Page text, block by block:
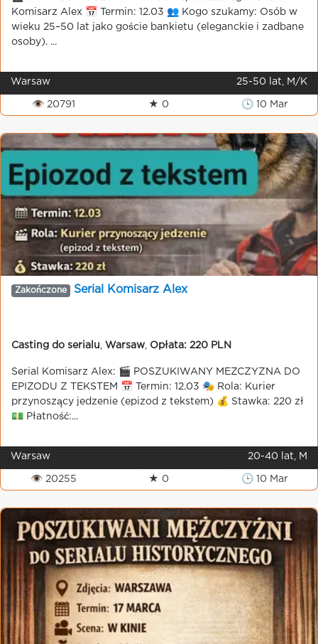
Komisarz Alex 📅 Termin: 12.03 👥 Kogo szukamy: Osób w
wieku 25–50 lat jako goście bankietu (eleganckie i zadbane
osoby). ...
Warsaw 25-50 lat, M/K
👁 20791 ★ 0 🕒 10 Mar
Zakończone Serial Komisarz Alex
Casting do serialu Warsaw Opłata: 220 PLN
Serial Komisarz Alex: 🎬 POSZUKIWANY MEZCZYZNA DO
EPIZODU Z TEKSTEM 📅 Termin: 12.03 🎭 Rola: Kurier
przynoszący jedzenie (epizod z tekstem) 💰 Stawka: 220 zł
💵 Płatność:...
Warsaw 20-40 lat, M
👁 20255 ★ 0 🕒 10 Mar